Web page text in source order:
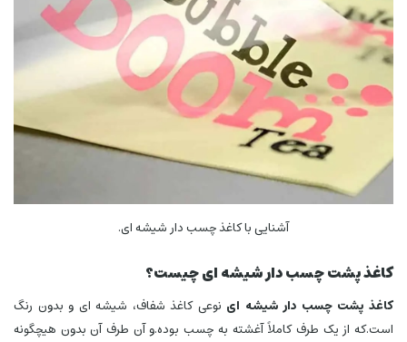
آشنایی با کاغذ چسب دار شیشه ای.
کاغذ پشت چسب دار شیشه ای چیست؟
کاغذ پشت چسب دار شیشه ای نوعی کاغذ شفاف، شیشه ای و بدون رنگ
است.که از یک طرف کاملاً آغشته به چسب بوده.و آن طرف آن بدون هیچگونه